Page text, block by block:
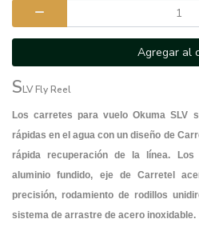
Agregar al
SLV Fly Reel
Los carretes para vuelo Okuma SLV
rápidas en el agua con un diseño de
rápida recuperación de la línea.
aluminio fundido, eje de Carretel
precisión, rodamiento de rodillos
sistema de arrastre de acero inoxidable.